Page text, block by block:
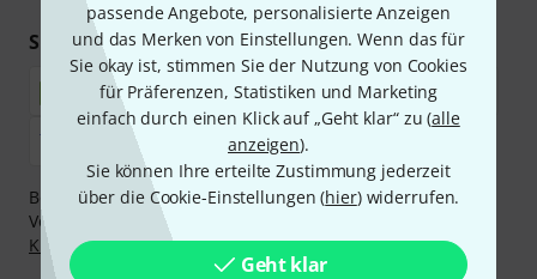
passende Angebote, personalisierte Anzeigen
und das Merken von Einstellungen. Wenn das für
Sie okay ist, stimmen Sie der Nutzung von Cookies
für Präferenzen, Statistiken und Marketing
einfach durch einen Klick auf „Geht klar“ zu (alle
anzeigen).
Sie können Ihre erteilte Zustimmung jederzeit
über die Cookie-Einstellungen (hier) widerrufen.
Geht klar
Sicher einkaufen & bezahlen
Bezahlen Sie vertraulich und sicher per Nachnahme,
Vorkasse, PayPal, Amazon Pay,
Klarna Ratenzahlungoder Kreditkarte.